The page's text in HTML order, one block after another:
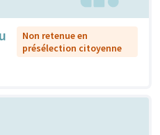
Non retenue en
présélection citoyenne